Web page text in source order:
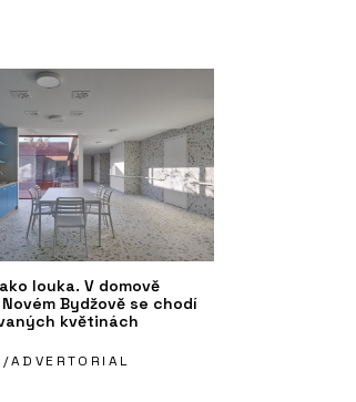
louka. V domově
Bydžově se chodí
květinách
/ADVERTORIAL